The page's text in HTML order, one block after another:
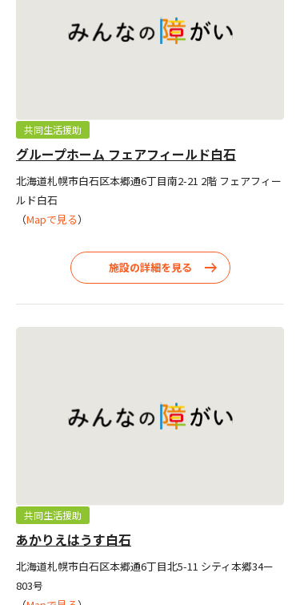
共同生活援助
グループホーム フェアフィールド白石
北海道札幌市白石区本郷通6丁目南2-21 2階 フェアフィー
ルド白石
（Mapで見る）
施設の詳細を見る
共同生活援助
あかりえはうす白石
北海道札幌市白石区本郷通6丁目北5-11 シティ本郷34ー
803号